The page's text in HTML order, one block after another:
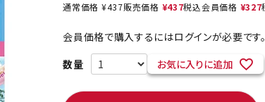
まとめ買いでオトク！！ ネコポス対
通常価格 ¥437販売価格 ¥437税込会員価格 ¥327
会員価格で購入するにはログインが必要です。
お気に入りに追加